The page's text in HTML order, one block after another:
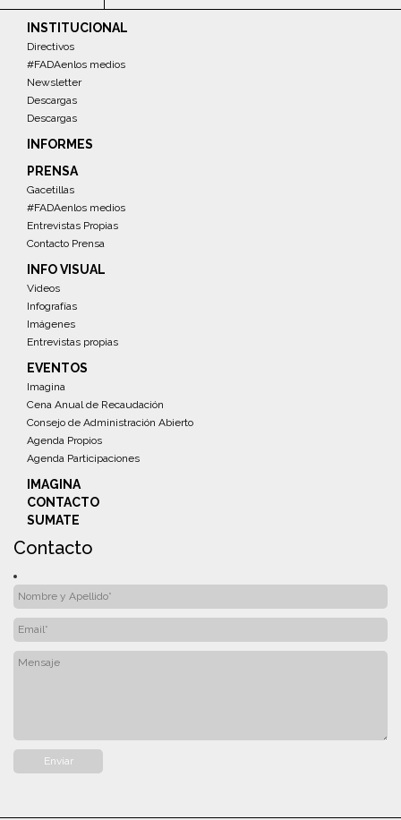
INSTITUCIONAL
Directivos
#FADAenlos medios
Newsletter
Descargas
Descargas
INFORMES
PRENSA
Gacetillas
#FADAenlos medios
Entrevistas Propias
Contacto Prensa
INFO VISUAL
Videos
Infografías
Imágenes
Entrevistas propias
EVENTOS
Imagina
Cena Anual de Recaudación
Consejo de Administración Abierto
Agenda Propios
Agenda Participaciones
IMAGINA
CONTACTO
SUMATE
Contacto